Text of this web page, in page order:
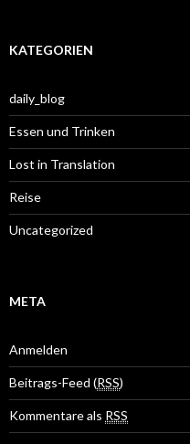
KATEGORIEN
daily_blog
Essen und Trinken
Lost in Translation
Reise
Uncategorized
META
Anmelden
Beitrags-Feed (RSS)
Kommentare als RSS